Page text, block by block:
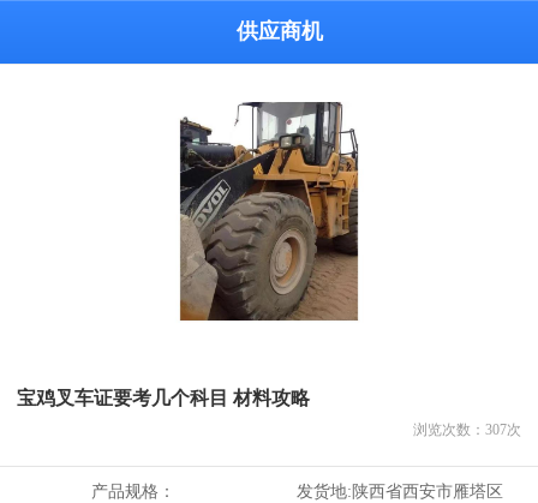
供应商机
宝鸡叉车证要考几个科目 材料攻略
浏览次数： 307次
产品规格： 发货地:陕西省西安市雁塔区